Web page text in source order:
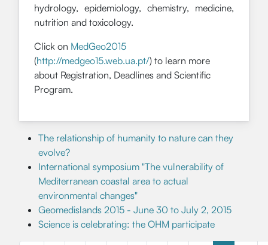
hydrology, epidemiology, chemistry, medicine,
nutrition and toxicology.
Click on MedGeo2015
(http://medgeo15.web.ua.pt/) to learn more
about Registration, Deadlines and Scientific
Program.
The relationship of humanity to nature can they
evolve?
International symposium "The vulnerability of
Mediterranean coastal area to actual
environmental changes"
Geomedislands 2015 - June 30 to July 2, 2015
Science is celebrating: the OHM participate